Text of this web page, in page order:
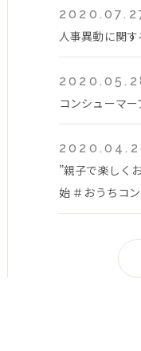
人事異動に関
コンシューマ
”親子で楽しく
始 ＃おうちコ